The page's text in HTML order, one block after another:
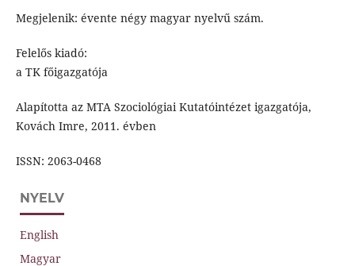
Megjelenik: évente négy magyar nyelvű szám.
Felelős kiadó:
a TK főigazgatója
Alapította az MTA Szociológiai Kutatóintézet igazgatója,
Kovách Imre, 2011. évben
ISSN: 2063-0468
NYELV
English
Magyar